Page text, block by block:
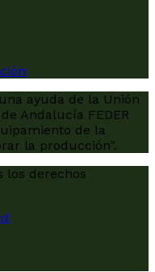
ayuda de la Unión
Andalucía FEDER
de la
la producción".
los derechos